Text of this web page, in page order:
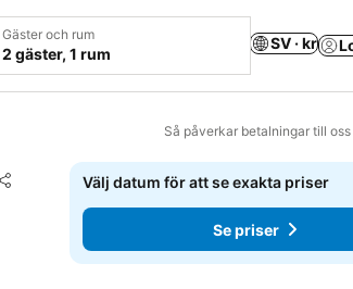
Gäster och rum
2 gäster, 1 rum
SV · kr
Så påverkar betalningar till
Dela
Lägg till i Mina Favoriter
Välj datum för att se exakta priser
Se priser